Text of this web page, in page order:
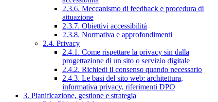
2.3.6. Meccanismo di feedback e procedura di
attuazione
2.3.7. Obiettivi accessibilità
2.3.8. Normativa e approfondimenti
2.4. Privacy
2.4.1. Come rispettare la privacy sin dalla
progettazione di un sito o servizio digitale
2.4.2. Richiedi il consenso quando necessario
2.4.3. Le basi del sito web: architettura,
informativa privacy, riferimenti DPO
3. Pianificazione, gestione e strategia